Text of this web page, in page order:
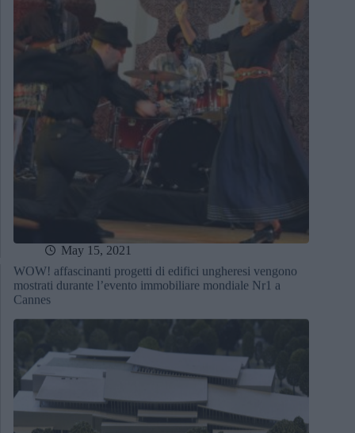
May 15, 2021
WOW! affascinanti progetti di edifici ungheresi vengono
mostrati durante l’evento immobiliare mondiale Nr1 a
Cannes